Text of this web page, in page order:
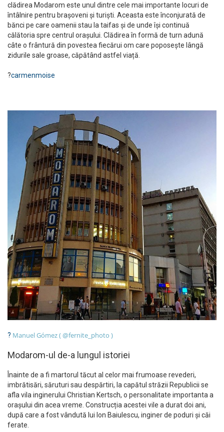
clădirea Modarom este unul dintre cele mai importante locuri de
întâlnire pentru brașoveni și turiști. Aceasta este înconjurată de
bănci pe care oamenii stau la taifas și de unde își continuă
călătoria spre centrul orașului. Clădirea în formă de turn adună
câte o frântură din povestea fiecărui om care poposește lângă
zidurile sale groase, căpătând astfel viață.
?carmenmoise
? Manuel Gómez ( @fernite_photo )
Modarom-ul de-a lungul istoriei
Înainte de a fi martorul tăcut al celor mai frumoase revederi,
imbrătisări, săruturi sau despărtiri, la capătul străzii Republicii se
afla vila inginerului Christian Kertsch, o personalitate importanta a
orașului din acea vreme. Construcția acestei vile a durat doi ani,
după care a fost vândută lui Ion Baiulescu, inginer de poduri și căi
ferate.